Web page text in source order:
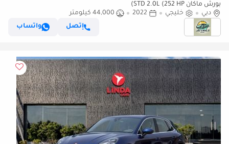
بورش ماكان STD 2.0L (252 HP)
دبي
خليجي 2022
44,000 كيلومتر
إتصل
واتساب